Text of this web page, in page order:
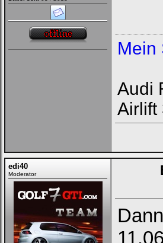
Mein
Audi
Airlift
edi40
Moderator